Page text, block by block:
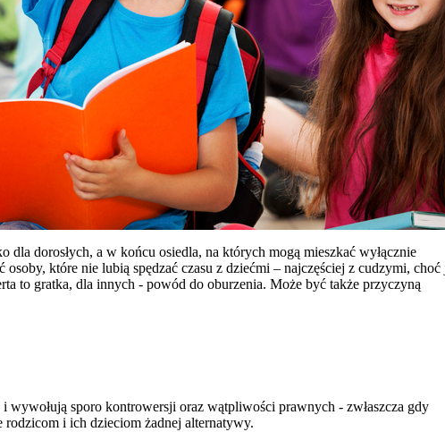
dorosłych, a w końcu osiedla, na których mogą mieszkać wyłącznie
które nie lubią spędzać czasu z dziećmi – najczęściej z cudzymi, choć
to gratka, dla innych - powód do oburzenia. Może być także przyczyną
wywołują sporo kontrowersji oraz wątpliwości prawnych - zwłaszcza gdy
rodzicom i ich dzieciom żadnej alternatywy.